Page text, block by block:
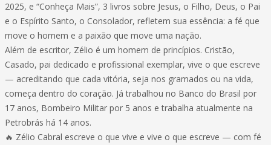
2025, e “Conheça Mais”, 3 livros sobre Jesus, o Filho, Deus, o Pai
e o Espírito Santo, o Consolador, refletem sua essência: a fé que
move o homem e a paixão que move uma nação.
Além de escritor, Zélio é um homem de princípios. Cristão,
Casado, pai dedicado e profissional exemplar, vive o que escreve
— acreditando que cada vitória, seja nos gramados ou na vida,
começa dentro do coração. Já trabalhou no Banco do Brasil por
17 anos, Bombeiro Militar por 5 anos e trabalha atualmente na
Petrobrás há 14 anos.
🔥 Zélio Cabral escreve o que vive e vive o que escreve — com fé